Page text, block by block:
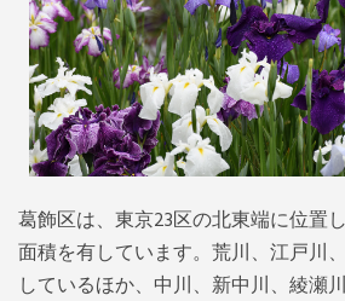
葛飾区は、東京23区の北東端に位置
面積を有しています。荒川、江戸川
しているほか、中川、新中川、綾瀬